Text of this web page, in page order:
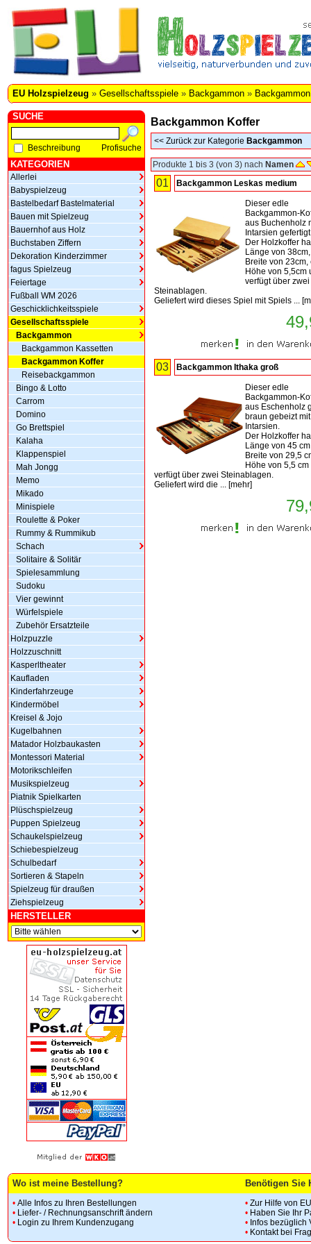
EU Holzspielzeug » Gesellschaftsspiele » Backgammon »
SUCHE
Beschreibung Profisuche
KATEGORIEN
Allerlei
Babyspielzeug
Bastelbedarf Bastelmaterial
Bauen mit Spielzeug
Bauernhof aus Holz
Buchstaben Ziffern
Dekoration Kinderzimmer
fagus Spielzeug
Feiertage
Fußball WM 2026
Geschicklichkeitsspiele
Gesellschaftsspiele
Backgammon
Backgammon Kassetten
Backgammon Koffer
Reisebackgammon
Bingo & Lotto
Carrom
Domino
Go Brettspiel
Kalaha
Klappenspiel
Mah Jongg
Memo
Mikado
Minispiele
Roulette & Poker
Rummy & Rummikub
Schach
Solitaire & Solitär
Spielesammlung
Sudoku
Vier gewinnt
Würfelspiele
Zubehör Ersatzteile
Holzpuzzle
Holzzuschnitt
Kasperltheater
Kaufladen
Kinderfahrzeuge
Kindermöbel
Kreisel & Jojo
Kugelbahnen
Matador Holzbaukasten
Montessori Material
Motorikschleifen
Musikspielzeug
Piatnik Spielkarten
Plüschspielzeug
Puppen Spielzeug
Schaukelspielzeug
Schiebespielzeug
Schulbedarf
Sortieren & Stapeln
Spielzeug für draußen
Ziehspielzeug
HERSTELLER
Backgammon Koffer
<< Zurück zur Kategorie Backgammon
Produkte 1 bis 3 (von 3) nach Namen
01 Backgammon Leskas medium
Dieser edle
Backgammon-
aus Buchenholz
Intarsien
Der Holzkoffer
Länge von
Breite von 23cm,
Höhe von 5,5cm
verfügt über zwei
Steinablagen.
Geliefert wird dieses Spiel mit Spiels ... [
03 Backgammon Ithaka groß
Dieser edle
Backgammon-
aus Eschenholz
braun gebeizt mit
Intarsien.
Der Holzkoffer
Länge von 45
Breite von 29,5
Höhe von 5,5
verfügt über zwei Steinablagen.
Geliefert wird die ... [mehr]
Wo ist meine Bestellung? Benötigen Sie
• Alle Infos zu Ihren Bestellungen
• Liefer- / Rechnungsanschrift ändern
• Login zu Ihrem Kundenzugang
• Zur Hilfe von
• Haben Sie Ihr
• Infos bezüglich
• Kontakt bei